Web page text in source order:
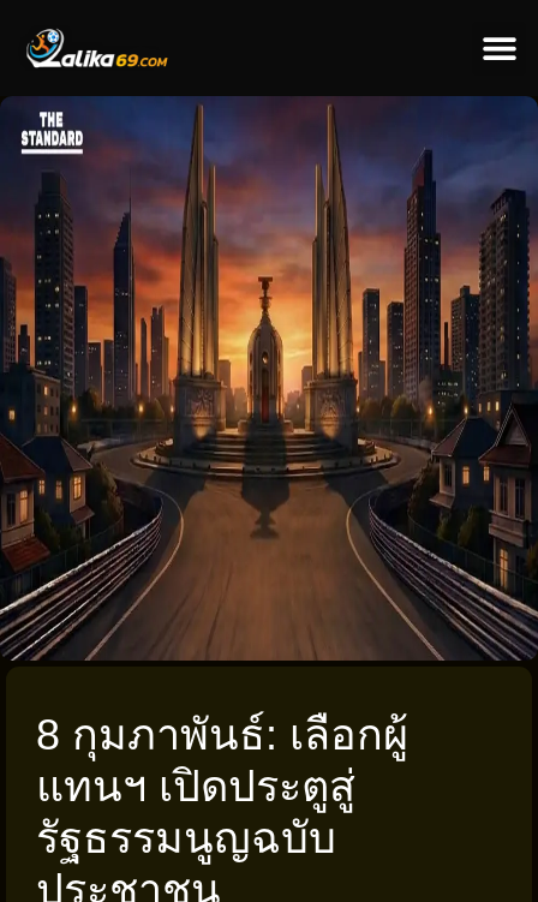
8 กุมภาพันธ์: เลือกผู้
แทนฯ เปิดประตูสู่
รัฐธรรมนูญฉบับ
ประชาชน